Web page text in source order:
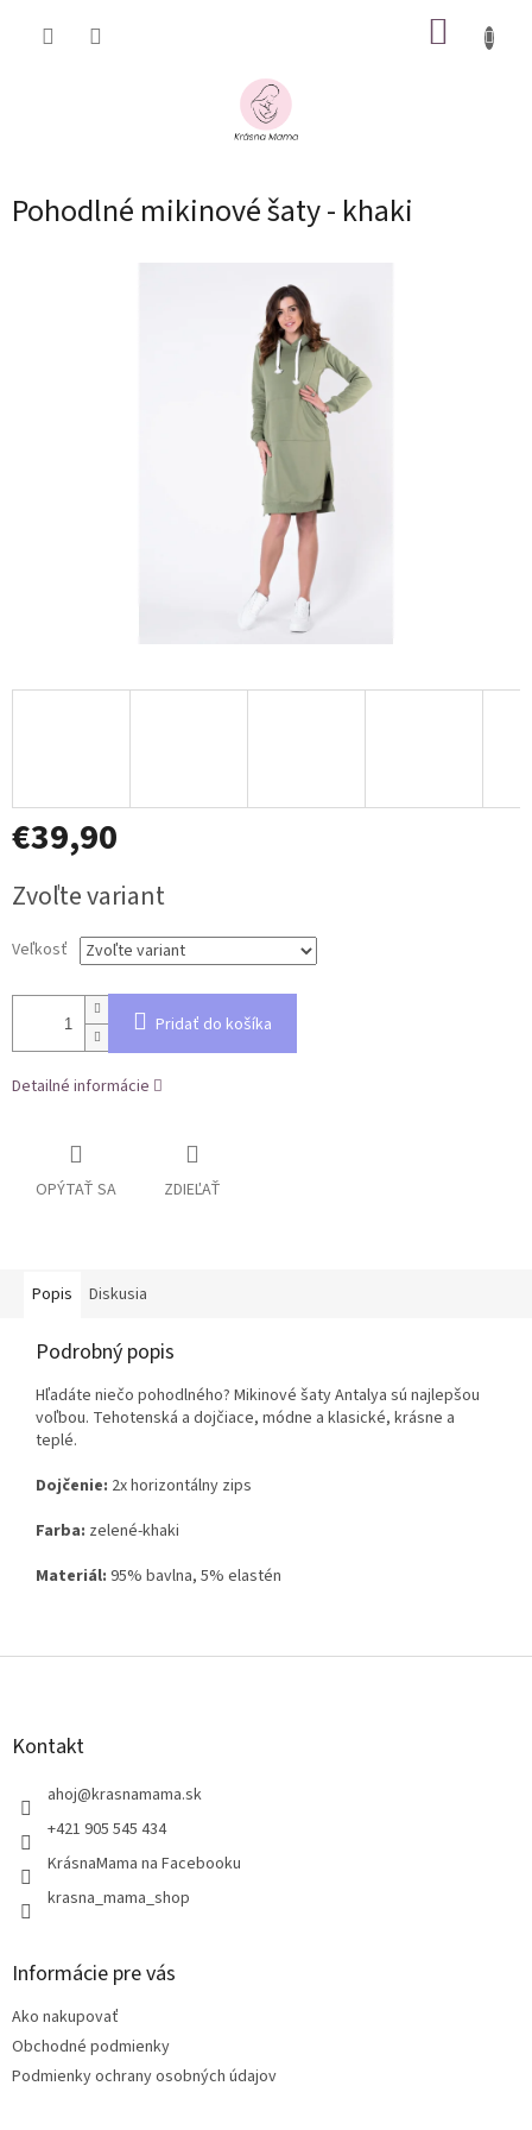
Pohodlné mikinové šaty - khaki
€39,90
cena:
Zvoľte variant
Veľkosť
Pridať do košíka
Detailné informácie
OPÝTAŤ SA ZDIEĽAŤ
Popis Diskusia
Podrobný popis
Hľadáte niečo pohodlného? Mikinové šaty Antalya sú najlepšou
voľbou. Tehotenská a dojčiace, módne a klasické, krásne a
teplé.
Dojčenie: 2x horizontálny zips
Farba: zelené-khaki
Materiál: 95% bavlna, 5% elastén
Z
Kontakt
ahoj@krasnamama.sk
+421 905 545 434
KrásnaMama na Facebooku
krasna_mama_shop
Informácie pre vás
Ako nakupovať
Obchodné podmienky
Podmienky ochrany osobných údajov